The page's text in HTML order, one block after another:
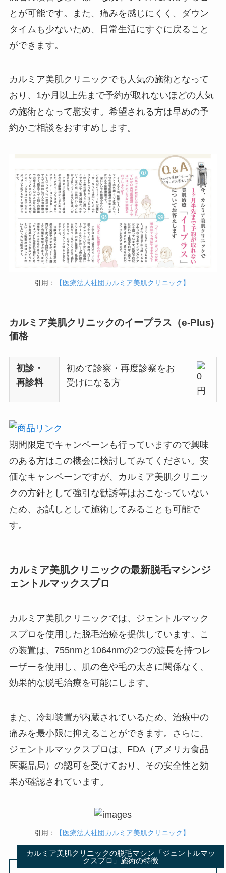
とが可能です。また、痛みを感じにくく、ダウン
タイムも少ないため、日常生活にすぐに戻ること
ができます。
カルミア美肌クリニックでも人気の施術となって
おり、1か月以上先まで予約が取れないほどの人気
の施術となって慰安す。希望される方は早めの予
約かご相談をおすすめします。
引用： 【医療法人社団カルミア美肌クリニック】
カルミア美肌クリニックのイープラス（e-Plus)
価格
初診・
再診料
初めて診察・再度診察をお
受けになる方
期間限定でキャンペーンも行っていますので興味
のある方はこの機会に検討してみてください。安
価なキャンペーンですが、カルミア美肌クリニッ
クの方針として強引な勧誘等はおこなっていない
ため、お試しとして施術してみることも可能で
す。
カルミア美肌クリニックの最新脱毛マシンジ
ェントルマックスプロ
カルミア美肌クリニックでは、ジェントルマック
スプロを使用した脱毛治療を提供しています。こ
の装置は、755nmと1064nmの2つの波長を持つレ
ーザーを使用し、肌の色や毛の太さに関係なく、
効果的な脱毛治療を可能にします。
また、冷却装置が内蔵されているため、治療中の
痛みを最小限に抑えることができます。さらに、
ジェントルマックスプロは、FDA（アメリカ食品
医薬品局）の認可を受けており、その安全性と効
果が確認されています。
引用： 【医療法人社団カルミア美肌クリニック】
カルミア美肌クリニックの脱毛マシン「ジェントルマッ
クスプロ」施術の特徴